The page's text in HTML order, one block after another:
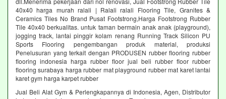
40x40 harga murah ralali | Ralali ralali Flooring Tile, Granites &
Ceramics Tiles No Brand Pusat Footstrong,Harga Footstrong Rubber
Tile 40x40 berkualitas. untuk taman bermain anak anak (playground),
jogging track, lantai pinggir kolam renang Running Track Silicon PU
Sports Flooring pengembangan produk material, produksi
Penelusuran yang terkait dengan PRODUSEN rubber flooring rubber
flooring indonesia harga rubber floor jual beli rubber floor rubber
flooring surabaya harga rubber mat playground rubber mat karet lantai
karet gym harga karpet rubber
Jual Beli Alat Gym & Perlengkapannya di Indonesia, Agen, Distributor